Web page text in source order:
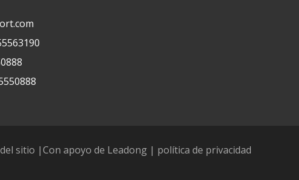
sitio |Con apoyo de Leadong| política de privacidad